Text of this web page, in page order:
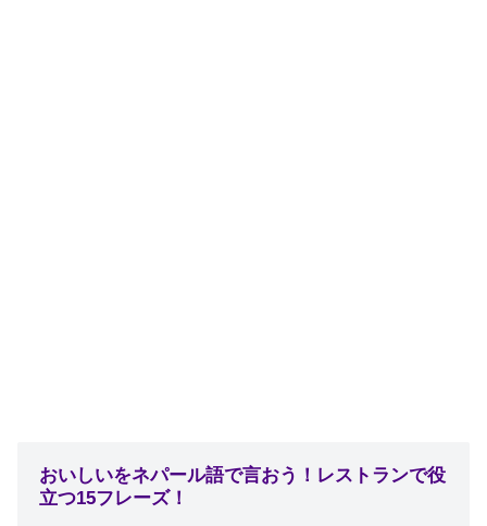
おいしいをネパール語で言おう！レストランで役
立つ15フレーズ！